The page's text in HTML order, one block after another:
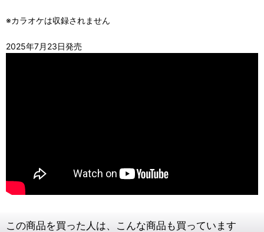
※カラオケは収録されません
2025年7月23日発売
この商品を買った人は、こんな商品も買っています